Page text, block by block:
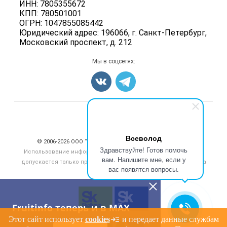
Всеволод
Здравствуйте! Готов помочь
вам. Напишите мне, если у
вас появятся вопросы.
Fruitinfo теперь и в MAX
ИНН: 7805355672
КПП: 780501001
ОГРН: 1047855085442
Юридический адрес: 196066, г. Санкт-Петербург,
Московский проспект, д. 212
Грибы
Оборудование
Карта объявлений
Мы в соцсетях:
© 2006‑2026 ООО “Инлайн”. 12+ Все права защищены.
Использование информации, размещенной на данном сайте,
допускается только при размещении активной гиперссылки на
fruitinfo.ru
Этот сайт использует cookies
и передает данные службам